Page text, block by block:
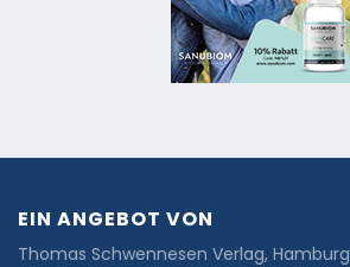
EIN ANGEBOT VON
Thomas Schwennesen Verlag, Hamburg